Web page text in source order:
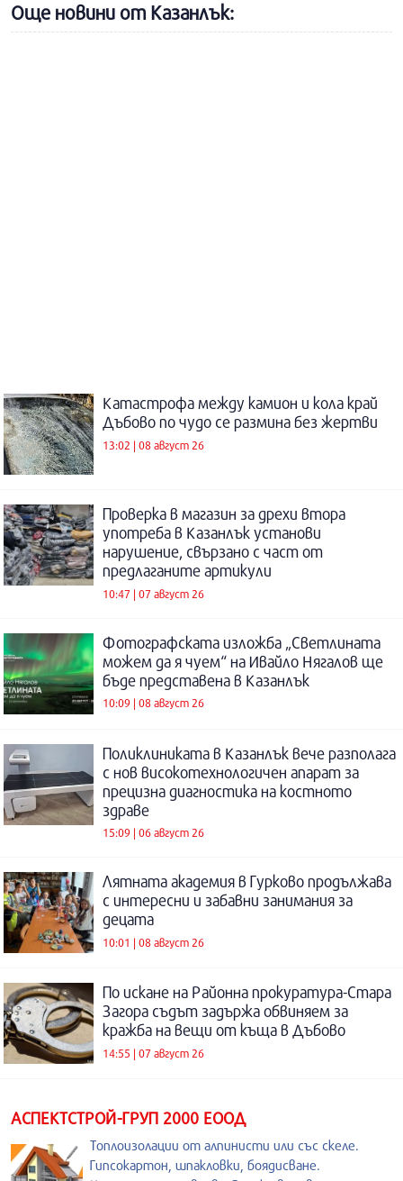
Още новини от Казанлък:
Катастрофа между камион и кола край
Дъбово по чудо се размина без жертви
13:02 | 08 август 26
Проверка в магазин за дрехи втора
употреба в Казанлък установи
нарушение, свързано с част от
предлаганите артикули
10:47 | 07 август 26
Фотографската изложба „Светлината
можем да я чуем“ на Ивайло Нягалов ще
бъде представена в Казанлък
10:09 | 08 август 26
Поликлиниката в Казанлък вече разполага
с нов високотехнологичен апарат за
прецизна диагностика на костното
здраве
15:09 | 06 август 26
Лятната академия в Гурково продължава
с интересни и забавни занимания за
децата
10:01 | 08 август 26
По искане на Районна прокуратура-Стара
Загора съдът задържа обвиняем за
кражба на вещи от къща в Дъбово
14:55 | 07 август 26
АСПЕКТСТРОЙ-ГРУП 2000 ЕООД
Топлоизолации от алпинисти или със скеле.
Гипсокартон, шпакловки, боядисване.